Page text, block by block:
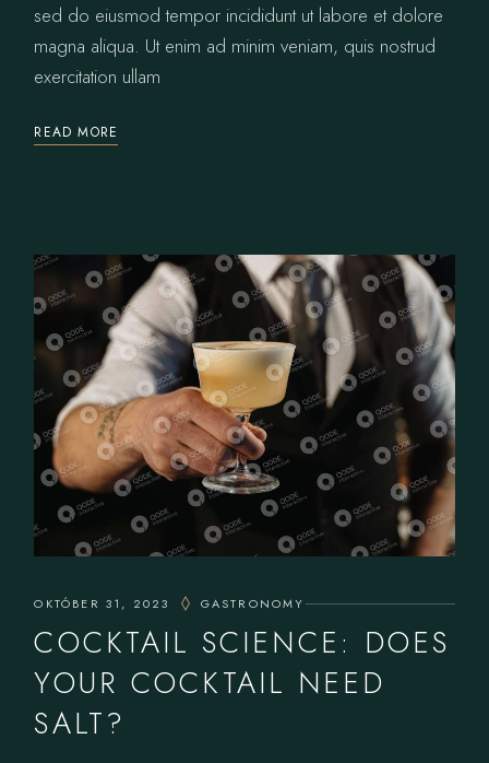
sed do eiusmod tempor incididunt ut labore et dolore
magna aliqua. Ut enim ad minim veniam, quis nostrud
exercitation ullam
READ MORE
OKTÓBER 31, 2023 GASTRONOMY
COCKTAIL SCIENCE: DOES
YOUR COCKTAIL NEED
SALT?